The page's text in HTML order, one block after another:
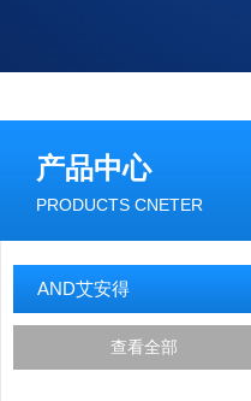
产品中心
PRODUCTS CNETER
AND艾安得
查看全部